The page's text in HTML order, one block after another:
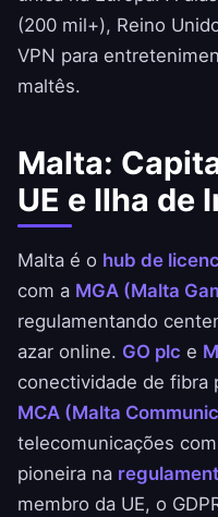
(200 mil+), Reino
VPN para
maltês.
Malta:
UE e Ilha de
Malta é o hub de
com a MGA (Malta
regulamentando
azar online. GO plc e
conectividade de fibra
MCA (Malta
telecomunicações
pioneira na
membro da UE, o